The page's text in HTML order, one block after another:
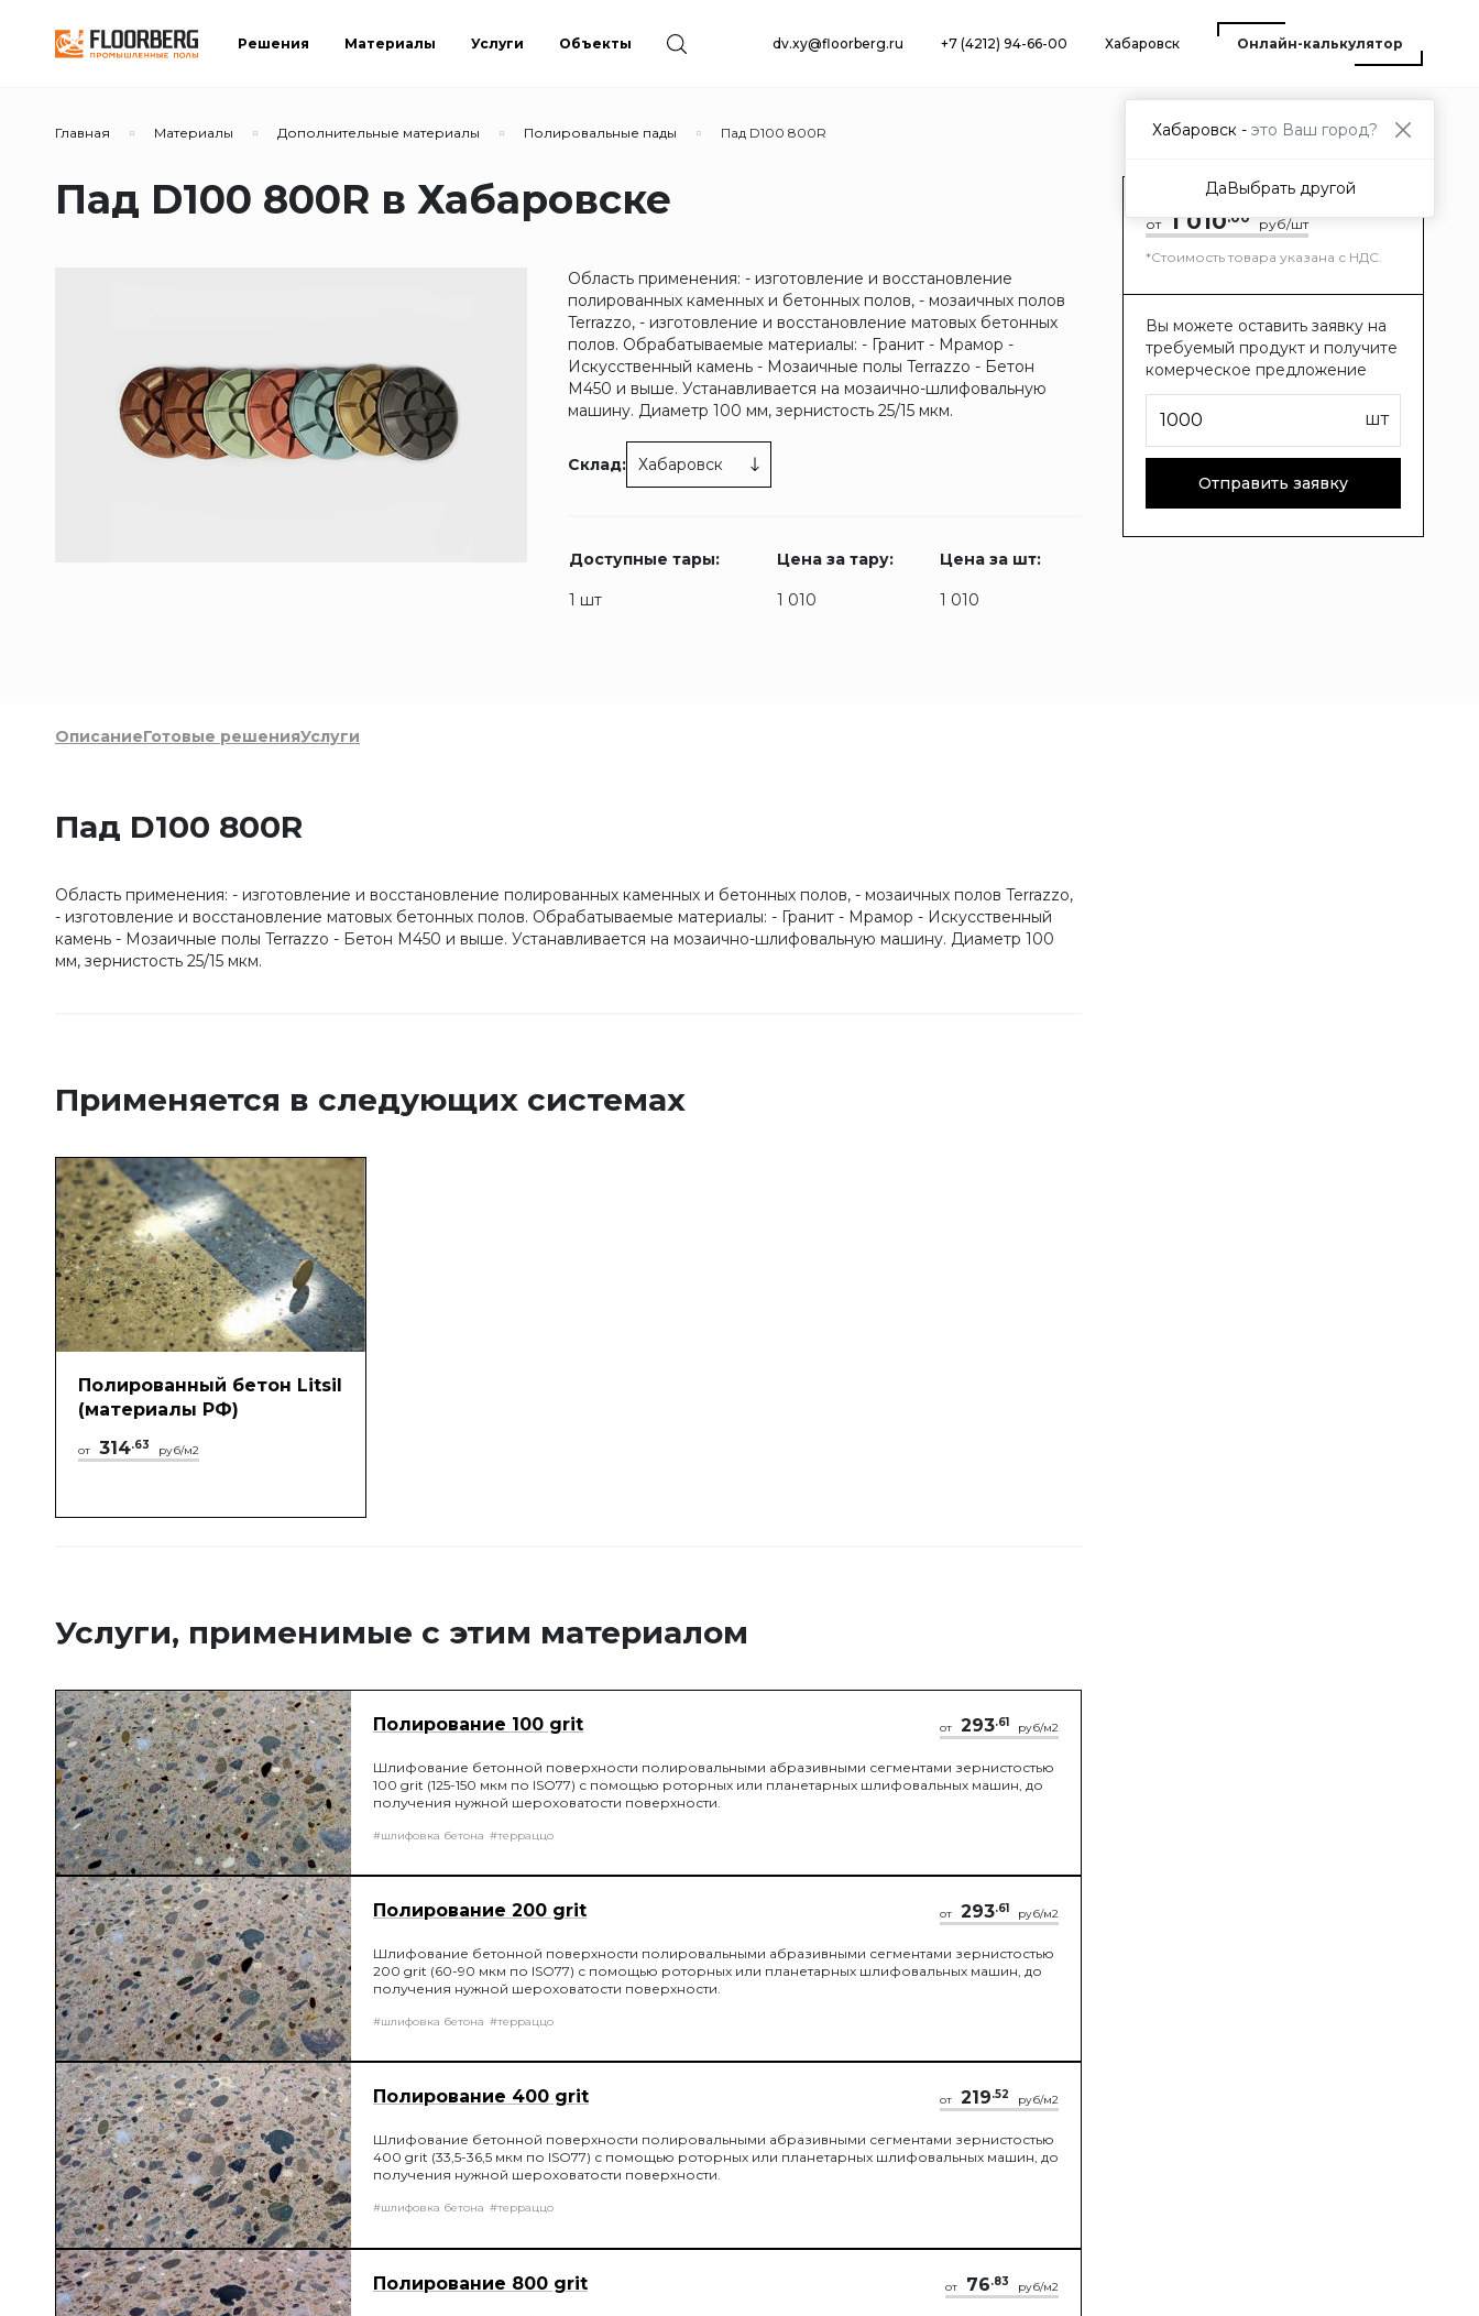
Решения Материалы Услуги Объекты dv.xy@floorberg.ru +7 (4212) 94-66-00 Хабаровск Онлайн-калькулятор
Главная Материалы Дополнительные материалы Полировальные пады Пад D100 800R
Пад D100 800R в Хабаровске
Область применения: - изготовление и восстановление
полированных каменных и бетонных полов, - мозаичных полов
Terrazzo, - изготовление и восстановление матовых бетонных
полов. Обрабатываемые материалы: - Гранит - Мрамор -
Искусственный камень - Мозаичные полы Terrazzo - Бетон
М450 и выше. Устанавливается на мозаично-шлифовальную
машину. Диаметр 100 мм, зернистость 25/15 мкм.
Склад: Хабаровск
Доступные тары: Цена за тару: Цена за шт:
1 шт 1 010 1 010
от 1 010.00 руб/шт
*Стоимость товара указана с НДС.
Вы можете оставить заявку на
требуемый продукт и получите
комерческое предложение
шт
Отправить заявку
ОписаниеГотовые решенияУслуги
Пад D100 800R
Область применения: - изготовление и восстановление полированных каменных и бетонных полов, - мозаичных полов Terrazzo,
- изготовление и восстановление матовых бетонных полов. Обрабатываемые материалы: - Гранит - Мрамор - Искусственный
камень - Мозаичные полы Terrazzo - Бетон М450 и выше. Устанавливается на мозаично-шлифовальную машину. Диаметр 100
мм, зернистость 25/15 мкм.
Применяется в следующих системах
Полированный бетон Litsil
(материалы РФ)
от 314.63 руб/м2
Услуги, применимые с этим материалом
Полирование 100 grit от 293.61 руб/м2
Шлифование бетонной поверхности полировальными абразивными сегментами зернистостью
100 grit (125-150 мкм по ISO77) с помощью роторных или планетарных шлифовальных машин, до
получения нужной шероховатости поверхности.
#шлифовка бетона #терраццо
Полирование 200 grit от 293.61 руб/м2
Шлифование бетонной поверхности полировальными абразивными сегментами зернистостью
200 grit (60-90 мкм по ISO77) с помощью роторных или планетарных шлифовальных машин, до
получения нужной шероховатости поверхности.
#шлифовка бетона #терраццо
Полирование 400 grit от 219.52 руб/м2
Шлифование бетонной поверхности полировальными абразивными сегментами зернистостью
400 grit (33,5-36,5 мкм по ISO77) с помощью роторных или планетарных шлифовальных машин, до
получения нужной шероховатости поверхности.
#шлифовка бетона #терраццо
Полирование 800 grit от 76.83 руб/м2
Хабаровск - это Ваш город?
ДаВыбрать другой